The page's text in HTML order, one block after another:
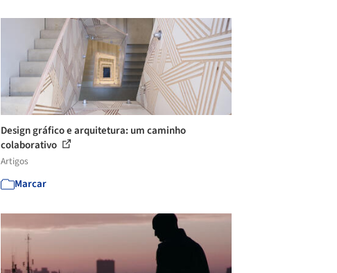
Design gráfico e arquitetura: um caminho
colaborativo
Artigos
Marcar